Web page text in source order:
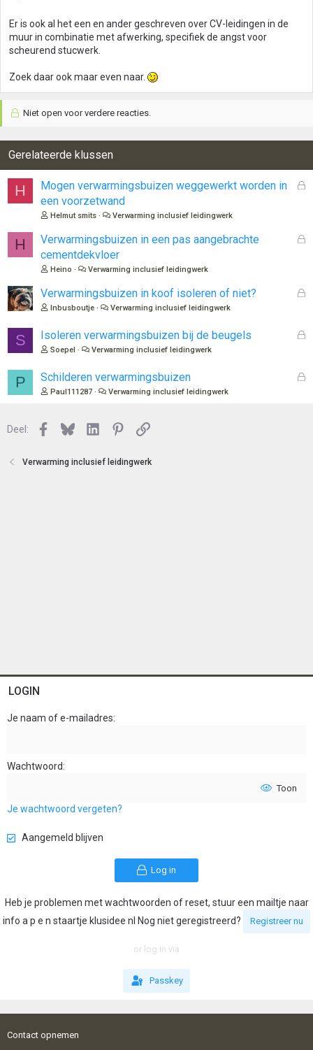
Er is ook al het een en ander geschreven over CV-leidingen in de
muur in combinatie met afwerking, specifiek de angst voor
scheurend stucwerk.
Zoek daar ook maar even naar.
Niet open voor verdere reacties.
Gerelateerde klussen
H
G
o
Mogen verwarmingsbuizen weggewerkt worden in
een voorzetwand
Helmut smits Verwarming inclusief leidingwerk
H
G
o
Verwarmingsbuizen in een pas aangebrachte
cementdekvloer
Heino Verwarming inclusief leidingwerk
G
n
Verwarmingsbuizen in koof isoleren of niet?
Inbusboutje Verwarming inclusief leidingwerk
S
G
Isoleren verwarmingsbuizen bij de beugels
Soepel Verwarming inclusief leidingwerk
P
G
Schilderen verwarmingsbuizen
Paul111287 Verwarming inclusief leidingwerk
Deel: Facebook
BlueskyLinkedInPinterest
Link
Verwarming inclusief leidingwerk
LOGIN
Je naam of e-mailadres
Wachtwoord
Toon
Je wachtwoord vergeten?
Aangemeld blijven
Log in
Heb je problemen met wachtwoorden of reset, stuur een mailtje naar
info a p e n staartje klusidee nl Nog niet geregistreerd?
Registreer nu
or log in via
Passkey
Contact opnemen